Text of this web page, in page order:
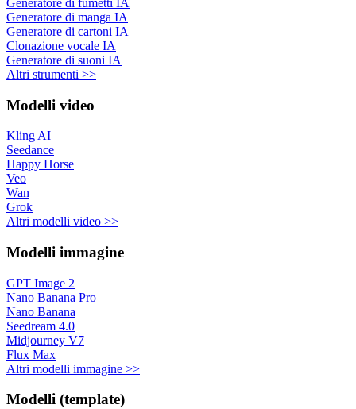
Generatore di manga IA
Generatore di cartoni IA
Clonazione vocale IA
Generatore di suoni IA
Altri strumenti >>
Modelli video
Kling AI
Seedance
Happy Horse
Veo
Wan
Grok
Altri modelli video >>
Modelli immagine
GPT Image 2
Nano Banana Pro
Nano Banana
Seedream 4.0
Midjourney V7
Flux Max
Altri modelli immagine >>
Modelli (template)